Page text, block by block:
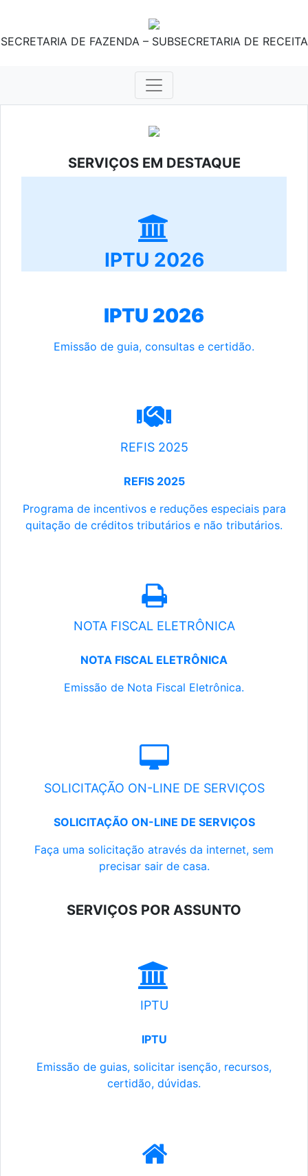
SECRETARIA DE FAZENDA – SUBSECRETARIA DE RECEITA
SERVIÇOS EM DESTAQUE
IPTU 2026
IPTU 2026
Emissão de guia, consultas e certidão.
REFIS 2025
REFIS 2025
Programa de incentivos e reduções especiais para
quitação de créditos tributários e não tributários.
NOTA FISCAL ELETRÔNICA
NOTA FISCAL ELETRÔNICA
Emissão de Nota Fiscal Eletrônica.
SOLICITAÇÃO ON-LINE DE SERVIÇOS
SOLICITAÇÃO ON-LINE DE SERVIÇOS
Faça uma solicitação através da internet, sem
precisar sair de casa.
SERVIÇOS POR ASSUNTO
IPTU
IPTU
Emissão de guias, solicitar isenção, recursos,
certidão, dúvidas.